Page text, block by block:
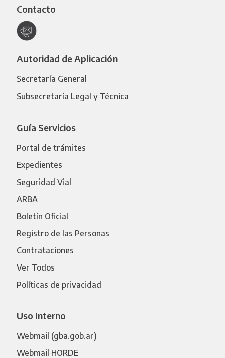
Contacto
Autoridad de Aplicación
Secretaría General
Subsecretaría Legal y Técnica
Guía Servicios
Portal de trámites
Expedientes
Seguridad Vial
ARBA
Boletín Oficial
Registro de las Personas
Contrataciones
Ver Todos
Políticas de privacidad
Uso Interno
Webmail (gba.gob.ar)
Webmail HORDE